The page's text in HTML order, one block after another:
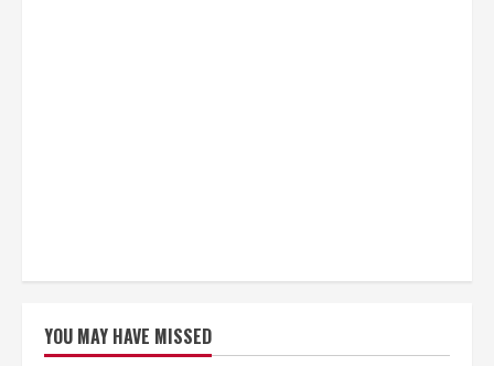
YOU MAY HAVE MISSED